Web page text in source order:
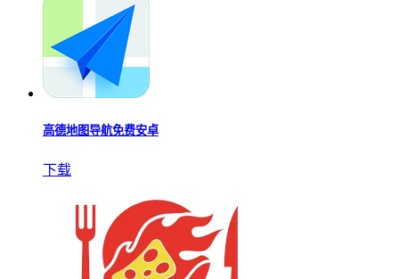
高德地图导航免费安卓
下载